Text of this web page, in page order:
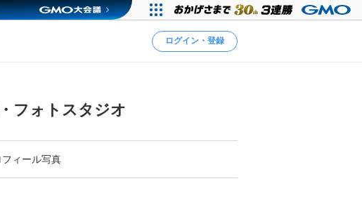
ログイン・登録
フォトスタジオ
フィール写真